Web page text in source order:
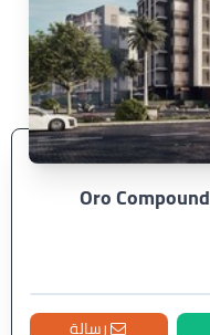
رسالة